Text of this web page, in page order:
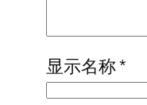
显示名称*